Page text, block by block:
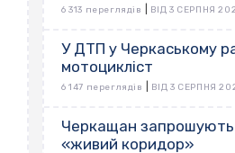
6 313 переглядів ВІД 3 СЕРПНЯ
У ДТП у Черкаському
мотоцикліст
6 147 переглядів ВІД 3 СЕРПНЯ
Черкащан запрошують
«живий коридор»